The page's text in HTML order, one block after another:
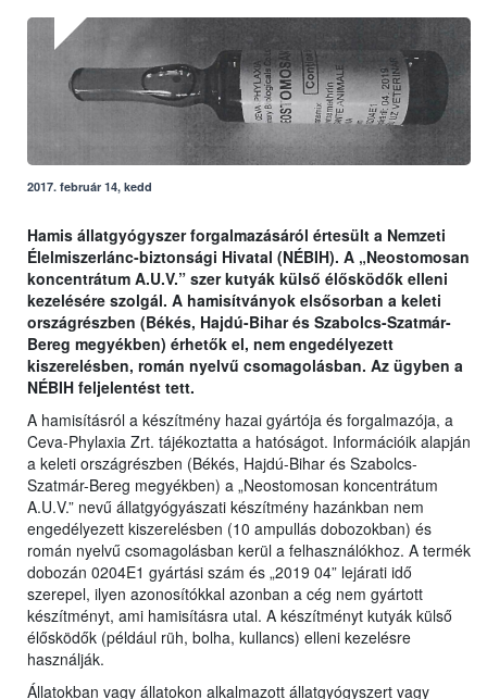
2017. február 14, kedd
Hamis állatgyógyszer forgalmazásáról értesült a Nemzeti
Élelmiszerlánc-biztonsági Hivatal (NÉBIH). A „Neostomosan
koncentrátum A.U.V.” szer kutyák külső élősködők elleni
kezelésére szolgál. A hamisítványok elsősorban a keleti
országrészben (Békés, Hajdú-Bihar és Szabolcs-Szatmár-
Bereg megyékben) érhetők el, nem engedélyezett
kiszerelésben, román nyelvű csomagolásban. Az ügyben a
NÉBIH feljelentést tett.
A hamisításról a készítmény hazai gyártója és forgalmazója, a
Ceva-Phylaxia Zrt. tájékoztatta a hatóságot. Információik alapján
a keleti országrészben (Békés, Hajdú-Bihar és Szabolcs-
Szatmár-Bereg megyékben) a „Neostomosan koncentrátum
A.U.V.” nevű állatgyógyászati készítmény hazánkban nem
engedélyezett kiszerelésben (10 ampullás dobozokban) és
román nyelvű csomagolásban kerül a felhasználókhoz. A termék
dobozán 0204E1 gyártási szám és „2019 04” lejárati idő
szerepel, ilyen azonosítókkal azonban a cég nem gyártott
készítményt, ami hamisításra utal. A készítményt kutyák külső
élősködők (például rüh, bolha, kullancs) elleni kezelésre
használják.
Állatokban vagy állatokon alkalmazott állatgyógyszert vagy